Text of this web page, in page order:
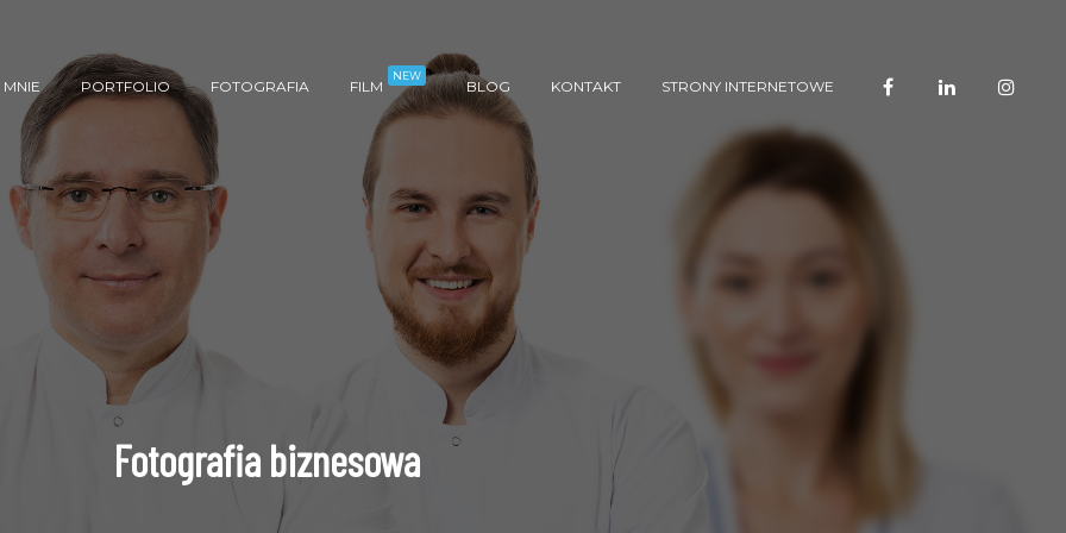
PORTFOLIO FOTOGRAFIA FILM
NEW
BLOG KONTAKT STRONY INTERNETOWE
Fotografia biznesowa